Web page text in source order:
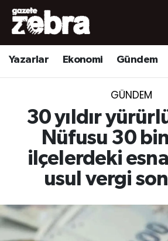
Yazarlar Ekonomi Gündem
GÜNDEM
30 yıldır
Nüfusu 30
ilçelerdeki
usul vergi
Yazarlar
Ekonomi
Yerel
Spor
Nöbetçi Eczaneler
Hava Durumu
Süper Lig Puan Durumu
Tüm Manşetler
Haber Arşivi